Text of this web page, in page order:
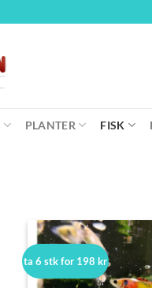
PLANTER FISK
ta 6 stk for 198 kr